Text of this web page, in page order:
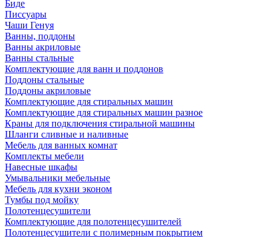
Биде
Писсуары
Чаши Генуя
Ванны, поддоны
Ванны акриловые
Ванны стальные
Комплектующие для ванн и поддонов
Поддоны стальные
Поддоны акриловые
Комплектующие для стиральных машин
Комплектующие для стиральных машин разное
Краны для подключения стиральной машины
Шланги сливные и наливные
Мебель для ванных комнат
Комплекты мебели
Навесные шкафы
Умывальники мебельные
Мебель для кухни эконом
Тумбы под мойку
Полотенцесушители
Комплектующие для полотенцесушителей
Полотенцесушители с полимерным покрытием